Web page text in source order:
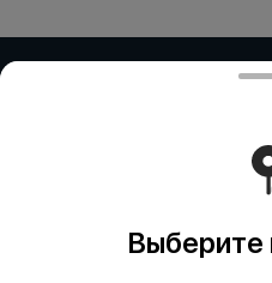
ИП Дубинина / ИП
БИН:871015450730 ИП ART
Работает на эффективном
Выберите